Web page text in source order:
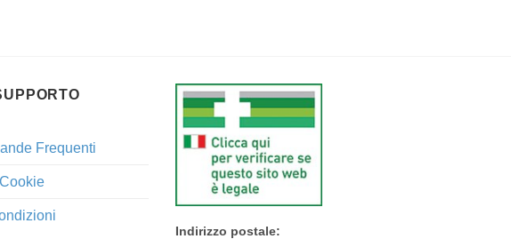
Frequenti
Indirizzo postale: